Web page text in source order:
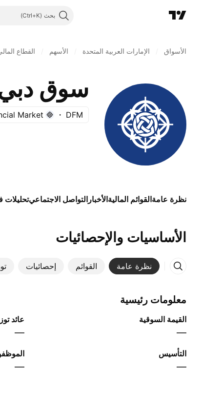
بحث
الأسواق الإمارات العربية المتحدة الأسهم القطاع
سوق
DFM
Market
نظرة عامةالقوائم الماليةالأخبار التواصل الاجتماعيتحليلات
الأساسيات والإحصائيات
نظرة عامة القوائم إحصائيات
معلومات رئيسية
القيمة السوقية
—
عائد
—
التأسيس
—
—